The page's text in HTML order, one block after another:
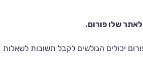
יכולים הגולשים לקבל תשובות לשאלות